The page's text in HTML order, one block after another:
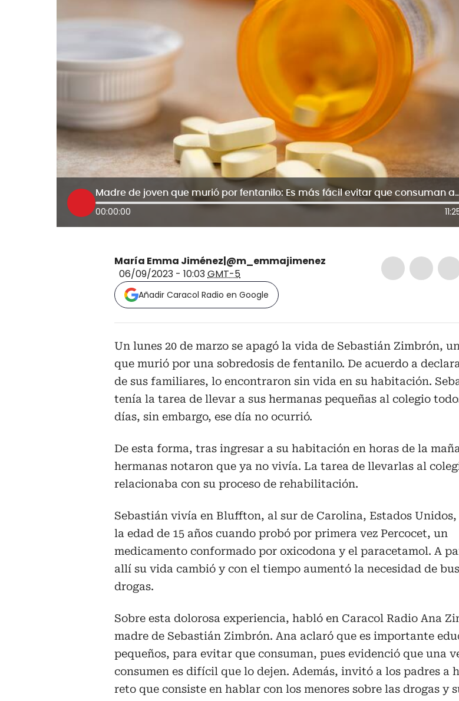
Madre de joven que murió por
00:00:00
María Emma Jiménez|@m_emmajimenez
06/09/2023 - 10:03GMT-5
Añadir Caracol Radio en Google
Un lunes 20 de marzo se apagó la vida de Sebastián Zimbrón,
que murió por una sobredosis de fentanilo. De acuerdo a
de sus familiares, lo encontraron sin vida en su habitación.
tenía la tarea de llevar a sus hermanas pequeñas al colegio
días, sin embargo, ese día no ocurrió.
De esta forma, tras ingresar a su habitación en horas de la
hermanas notaron que ya no vivía. La tarea de llevarlas al
relacionaba con su proceso de rehabilitación.
Sebastián vivía en Bluffton, al sur de Carolina, Estados
la edad de 15 años cuando probó por primera vez Percocet, un
medicamento conformado por oxicodona y el paracetamol. A
allí su vida cambió y con el tiempo aumentó la necesidad de
drogas.
Sobre esta dolorosa experiencia, habló en Caracol Radio Ana
madre de Sebastián Zimbrón. Ana aclaró que es importante
pequeños, para evitar que consuman, pues evidenció que una
consumen es difícil que lo dejen. Además, invitó a los padres a
reto que consiste en hablar con los menores sobre las drogas y